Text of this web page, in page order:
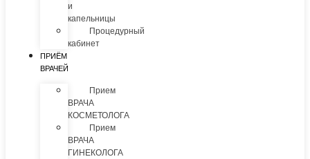
и
капельницы
Процедурный
кабинет
ПРИЁМ
ВРАЧЕЙ
Прием
ВРАЧА
КОСМЕТОЛОГА
Прием
ВРАЧА
ГИНЕКОЛОГА